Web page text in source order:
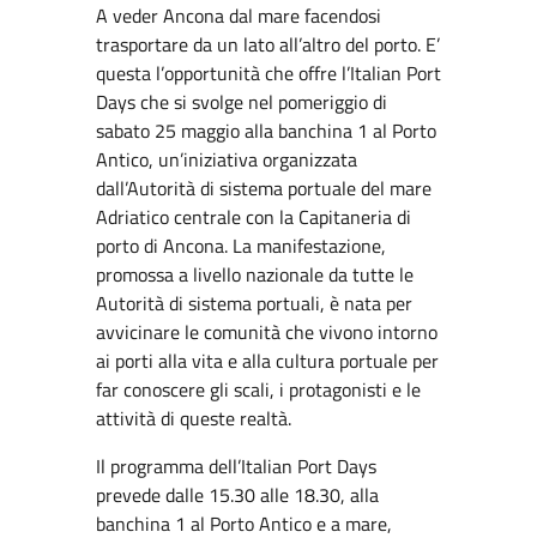
A veder Ancona dal mare facendosi
trasportare da un lato all’altro del porto. E’
questa l’opportunità che offre l’Italian Port
Days che si svolge nel pomeriggio di
sabato 25 maggio alla banchina 1 al Porto
Antico, un’iniziativa organizzata
dall’Autorità di sistema portuale del mare
Adriatico centrale con la Capitaneria di
porto di Ancona. La manifestazione,
promossa a livello nazionale da tutte le
Autorità di sistema portuali, è nata per
avvicinare le comunità che vivono intorno
ai porti alla vita e alla cultura portuale per
far conoscere gli scali, i protagonisti e le
attività di queste realtà.
Il programma dell’Italian Port Days
prevede dalle 15.30 alle 18.30, alla
banchina 1 al Porto Antico e a mare,